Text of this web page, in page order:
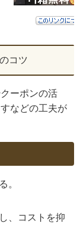
コツ
ーポンの活
などの工夫が
。
、コストを抑